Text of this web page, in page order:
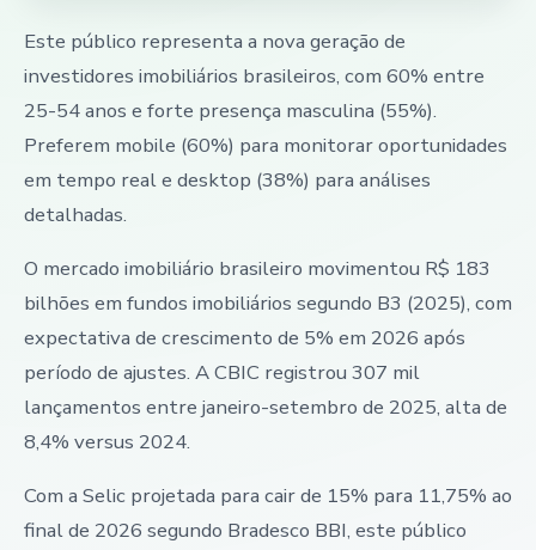
Este público representa a nova geração de
investidores imobiliários brasileiros, com 60% entre
25-54 anos e forte presença masculina (55%).
Preferem mobile (60%) para monitorar oportunidades
em tempo real e desktop (38%) para análises
detalhadas.
O mercado imobiliário brasileiro movimentou R$ 183
bilhões em fundos imobiliários segundo B3 (2025), com
expectativa de crescimento de 5% em 2026 após
período de ajustes. A CBIC registrou 307 mil
lançamentos entre janeiro-setembro de 2025, alta de
8,4% versus 2024.
Com a Selic projetada para cair de 15% para 11,75% ao
final de 2026 segundo Bradesco BBI, este público